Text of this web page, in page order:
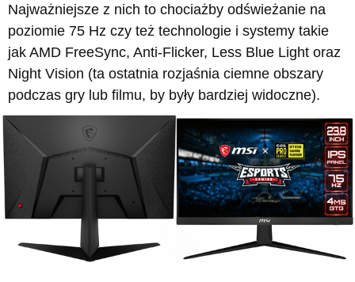
Najważniejsze z nich to chociażby odświeżanie na
poziomie 75 Hz czy też technologie i systemy takie
jak AMD FreeSync, Anti-Flicker, Less Blue Light oraz
Night Vision (ta ostatnia rozjaśnia ciemne obszary
podczas gry lub filmu, by były bardziej widoczne).